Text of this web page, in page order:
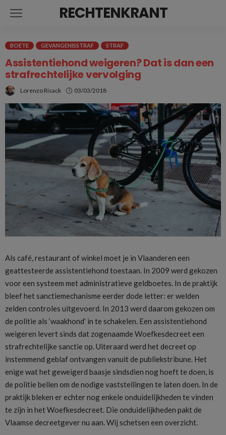
RECHTENKRANT
BOETE GEVANGENISSTRAF STRAF
Assistentiehond weigeren? Dat is dan een
strafrechtelijke vervolging
Lorenzo Risack 03/03/2018
Als café, restaurant of winkel moet je in Vlaanderen een
geattesteerde assistentiehond toestaan. In 2009 werd gekozen
voor een systeem met administratieve geldboetes. In de praktijk
bleef het sanctiemechanisme eerder dode letter: er welden
zelden controles uitgevoerd. In 2013 werd daarom gekozen om
de politie als ‘waakhond’ in te schakelen. Een assistentiehond
weigeren levert sinds dat zogenaamde Woefkesdecreet een
strafrechtelijke sanctie op. Uiteraard werd het decreet op
instemmend geblaf ontvangen vanuit de publiekstribune. Het
enige wat het geweigerd baasje sindsdien nog hoeft te doen, is
de politie bellen om de nodige vaststellingen te laten doen. In de
praktijk bleken er echter nog enkele onduidelijkheden te vinden
te zijn in het Woefkesdecreet. Die onduidelijkheden pakt de
Vlaamse decreetgever nu aan. Wij schetsen een overzicht.